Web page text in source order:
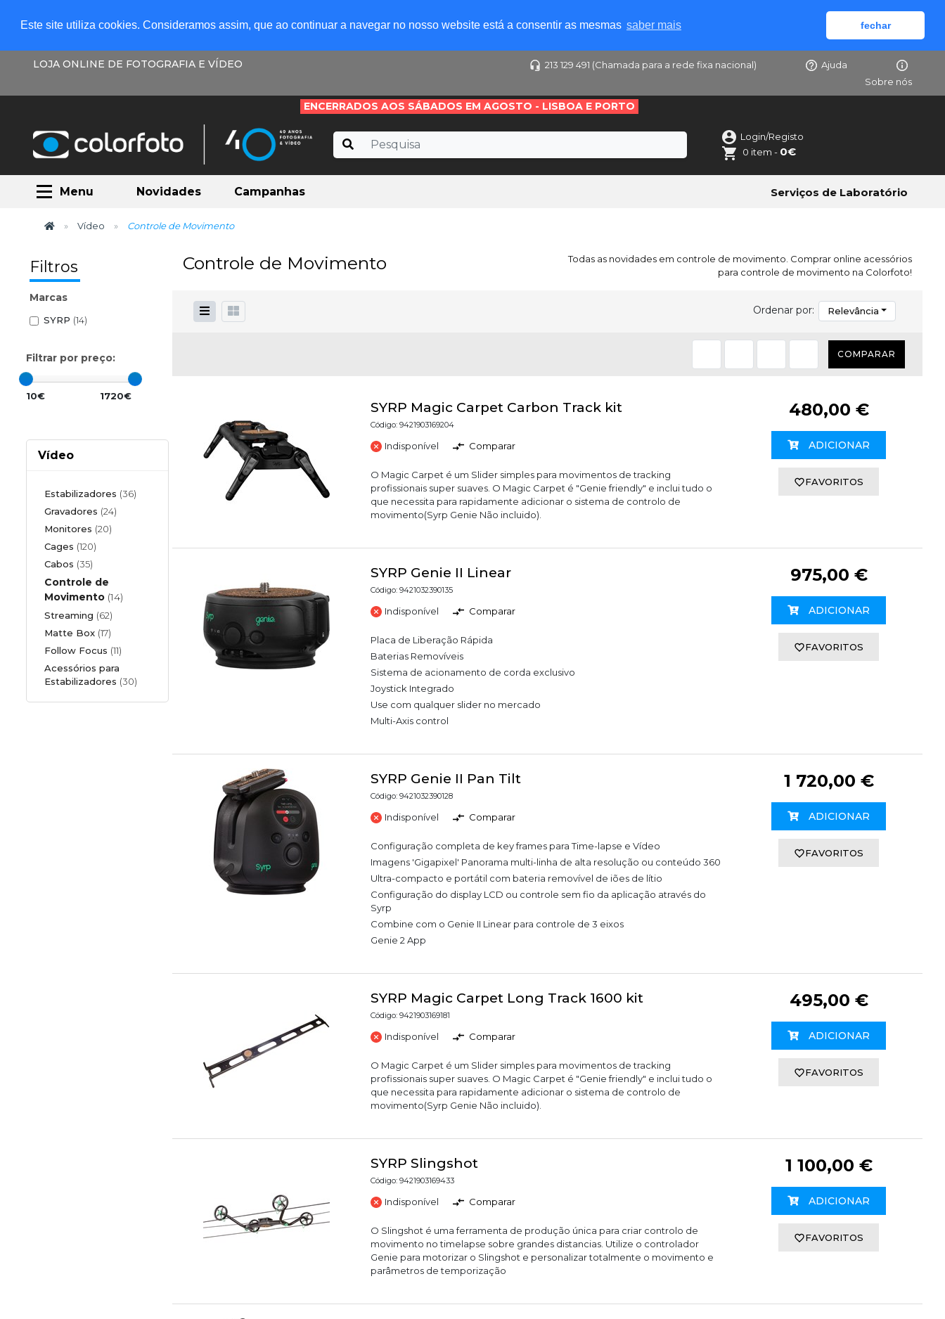
Este site utiliza cookies. Consideramos assim, que ao continuar a navegar no nosso website está a consentir as mesmas saber mais fechar
LOJA ONLINE DE FOTOGRAFIA E VÍDEO 213 129 491 (Chamada para a rede fixa nacional)
Ajuda
Sobre nós
ENCERRADOS AOS SÁBADOS EM AGOSTO - LISBOA E PORTO
Login/Registo
0 item - 0€
Menu Novidades Campanhas Serviços de Laboratório
Vídeo Controle de Movimento
Filtros
Marcas
SYRP (14)
Filtrar por preço:
10€ 1720€
Vídeo
Estabilizadores (36)
Gravadores (24)
Monitores (20)
Cages (120)
Cabos (35)
Controle de
Movimento (14)
Streaming (62)
Matte Box (17)
Follow Focus (11)
Acessórios para
Estabilizadores (30)
Controle de Movimento
Todas as novidades em controle de movimento. Comprar online acessórios
para controle de movimento na Colorfoto!
Ordenar por: Relevância
COMPARAR
SYRP Magic Carpet Carbon Track kit
Código: 9421903169204
Indisponível Comparar
O Magic Carpet é um Slider simples para movimentos de tracking
profissionais super suaves. O Magic Carpet é "Genie friendly" e inclui tudo o
que necessita para rapidamente adicionar o sistema de controlo de
movimento(Syrp Genie Não incluido).
480,00 €
ADICIONAR
FAVORITOS
SYRP Genie II Linear
Código: 9421032390135
Indisponível Comparar
Placa de Liberação Rápida
Baterias Removíveis
Sistema de acionamento de corda exclusivo
Joystick Integrado
Use com qualquer slider no mercado
Multi-Axis control
975,00 €
ADICIONAR
FAVORITOS
SYRP Genie II Pan Tilt
Código: 9421032390128
Indisponível Comparar
Configuração completa de key frames para Time-lapse e Vídeo
Imagens 'Gigapixel' Panorama multi-linha de alta resolução ou conteúdo 360
Ultra-compacto e portátil com bateria removível de iões de lítio
Configuração do display LCD ou controle sem fio da aplicação através do
Syrp
Combine com o Genie II Linear para controle de 3 eixos
Genie 2 App
1 720,00 €
ADICIONAR
FAVORITOS
SYRP Magic Carpet Long Track 1600 kit
Código: 9421903169181
Indisponível Comparar
O Magic Carpet é um Slider simples para movimentos de tracking
profissionais super suaves. O Magic Carpet é "Genie friendly" e inclui tudo o
que necessita para rapidamente adicionar o sistema de controlo de
movimento(Syrp Genie Não incluido).
495,00 €
ADICIONAR
FAVORITOS
SYRP Slingshot
Código: 9421903169433
Indisponível Comparar
O Slingshot é uma ferramenta de produção única para criar controlo de
movimento no timelapse sobre grandes distancias. Utilize o controlador
Genie para motorizar o Slingshot e personalizar totalmente o movimento e
parâmetros de temporização
1 100,00 €
ADICIONAR
FAVORITOS